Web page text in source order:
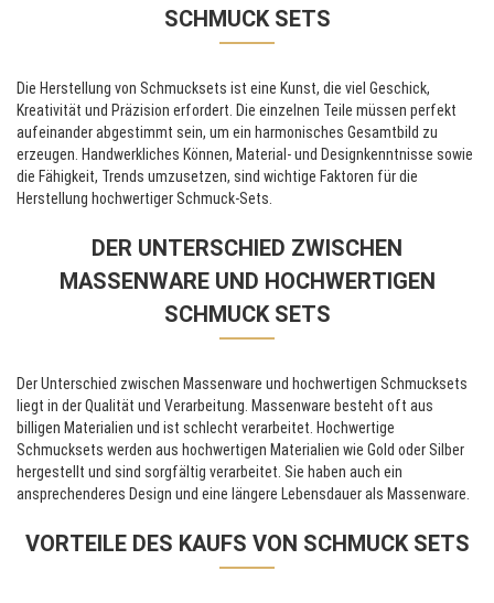
SCHMUCK SETS
Die Herstellung von Schmucksets ist eine Kunst, die viel Geschick,
Kreativität und Präzision erfordert. Die einzelnen Teile müssen perfekt
aufeinander abgestimmt sein, um ein harmonisches Gesamtbild zu
erzeugen. Handwerkliches Können, Material- und Designkenntnisse sowie
die Fähigkeit, Trends umzusetzen, sind wichtige Faktoren für die
Herstellung hochwertiger Schmuck-Sets.
DER UNTERSCHIED ZWISCHEN
MASSENWARE UND HOCHWERTIGEN
SCHMUCK SETS
Der Unterschied zwischen Massenware und hochwertigen Schmucksets
liegt in der Qualität und Verarbeitung. Massenware besteht oft aus
billigen Materialien und ist schlecht verarbeitet. Hochwertige
Schmucksets werden aus hochwertigen Materialien wie Gold oder Silber
hergestellt und sind sorgfältig verarbeitet. Sie haben auch ein
ansprechenderes Design und eine längere Lebensdauer als Massenware.
VORTEILE DES KAUFS VON SCHMUCK SETS